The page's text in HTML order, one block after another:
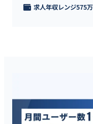
求人年収レンジ575